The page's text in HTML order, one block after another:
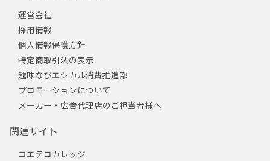
運営会社
採用情報
個人情報保護方針
特定商取引法の表示
趣味なびエシカル消費推進部
プロモーションについて
メーカー・広告代理店のご担当者様へ
関連サイト
コエテコカレッジ